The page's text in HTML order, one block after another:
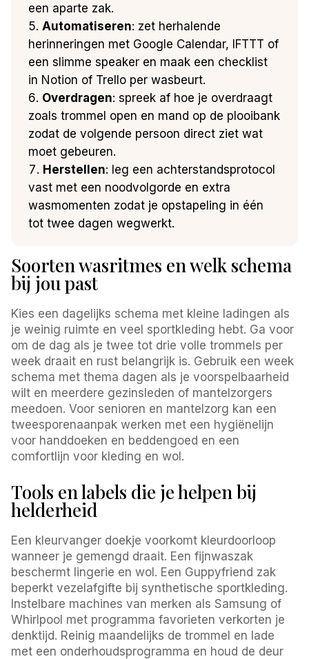
een aparte zak.
Automatiseren: zet herhalende
herinneringen met Google Calendar, IFTTT of
een slimme speaker en maak een checklist
in Notion of Trello per wasbeurt.
Overdragen: spreek af hoe je overdraagt
zoals trommel open en mand op de plooibank
zodat de volgende persoon direct ziet wat
moet gebeuren.
Herstellen: leg een achterstandsprotocol
vast met een noodvolgorde en extra
wasmomenten zodat je opstapeling in één
tot twee dagen wegwerkt.
Soorten wasritmes en welk schema
bij jou past
Kies een dagelijks schema met kleine ladingen als
je weinig ruimte en veel sportkleding hebt. Ga voor
om de dag als je twee tot drie volle trommels per
week draait en rust belangrijk is. Gebruik een week
schema met thema dagen als je voorspelbaarheid
wilt en meerdere gezinsleden of mantelzorgers
meedoen. Voor senioren en mantelzorg kan een
tweesporenaanpak werken met een hygiënelijn
voor handdoeken en beddengoed en een
comfortlijn voor kleding en wol.
Tools en labels die je helpen bij
helderheid
Een kleurvanger doekje voorkomt kleurdoorloop
wanneer je gemengd draait. Een fijnwaszak
beschermt lingerie en wol. Een Guppyfriend zak
beperkt vezelafgifte bij synthetische sportkleding.
Instelbare machines van merken als Samsung of
Whirlpool met programma favorieten verkorten je
denktijd. Reinig maandelijks de trommel en lade
met een onderhoudsprogramma en houd de deur